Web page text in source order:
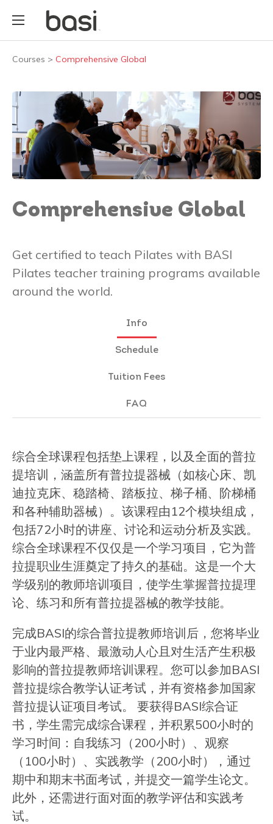
Courses > Comprehensive Global
Comprehensive Global
Get certified to teach Pilates with BASI
Pilates teacher training programs available
around the world.
Info
Schedule
Tuition Fees
FAQ
综合全球课程包括垫上课程，以及全面的普拉
提培训，涵盖所有普拉提器械（如核心床、凯
迪拉克床、稳踏椅、踏板拉、梯子桶、阶梯桶
和各种辅助器械）。该课程由12个模块组成，
包括72小时的讲座、讨论和运动分析及实践。
综合全球课程不仅仅是一个学习项目，它为普
拉提职业生涯奠定了持久的基础。这是一个大
学级别的教师培训项目，使学生掌握普拉提理
论、练习和所有普拉提器械的教学技能。
完成BASI的综合普拉提教师培训后，您将毕业
于业内最严格、最激动人心且对生活产生积极
影响的普拉提教师培训课程。您可以参加BASI
普拉提综合教学认证考试，并有资格参加国家
普拉提认证项目考试。 要获得BASI综合证
书，学生需完成综合课程，并积累500小时的
学习时间：自我练习（200小时）、观察
（100小时）、实践教学（200小时），通过
期中和期末书面考试，并提交一篇学生论文。
此外，还需进行面对面的教学评估和实践考
试。